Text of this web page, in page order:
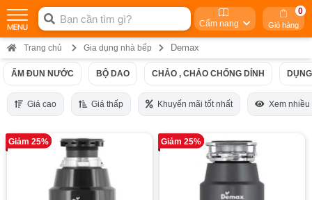
Cẩm nang Giỏ hàng
0
Trang chủ Gia dụng nhà bếp Demax
ẤM ĐUN NƯỚC BỘ DAO CHẢO , CHẢO CHỐNG DÍNH
Giá cao Giá thấp Khuyến mãi tốt nhất Xem nhiều
Giảm 25% Giảm 25%